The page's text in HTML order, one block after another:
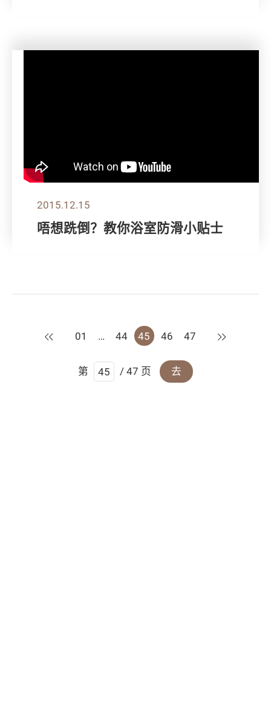
2015.12.15
唔想跣倒？教你浴室防滑小贴士
上一页
01 … 44 45 46 47 下一页
第 / 47 页 去